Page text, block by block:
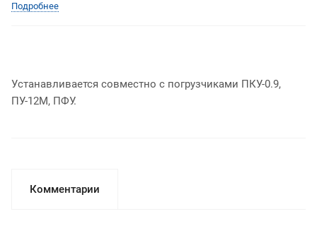
Подробнее
Устанавливается совместно с погрузчиками ПКУ-0.9,
ПУ-12М, ПФУ.
Комментарии